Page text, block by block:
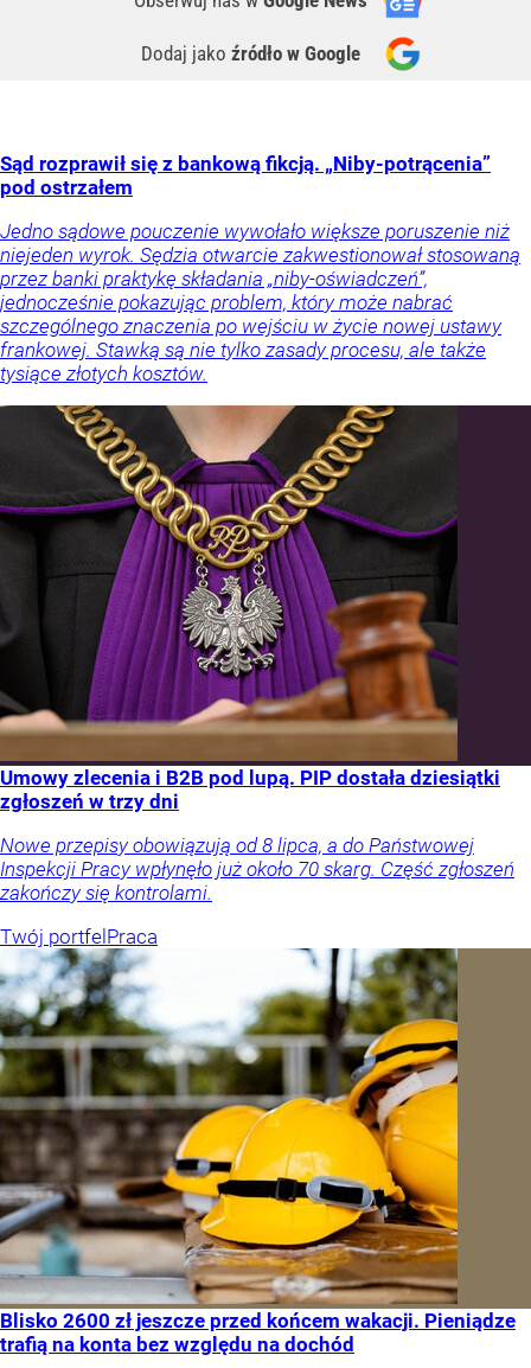
Dodaj jako źródło w Google
Sąd rozprawił się z bankową fikcją. „Niby-potrącenia”
pod ostrzałem
Jedno sądowe pouczenie wywołało większe poruszenie niż
niejeden wyrok. Sędzia otwarcie zakwestionował stosowaną
przez banki praktykę składania „niby-oświadczeń”,
jednocześnie pokazując problem, który może nabrać
szczególnego znaczenia po wejściu w życie nowej ustawy
frankowej. Stawką są nie tylko zasady procesu, ale także
tysiące złotych kosztów.
Umowy zlecenia i B2B pod lupą. PIP dostała dziesiątki
zgłoszeń w trzy dni
Nowe przepisy obowiązują od 8 lipca, a do Państwowej
Inspekcji Pracy wpłynęło już około 70 skarg. Część zgłoszeń
zakończy się kontrolami.
Twój portfel Praca
Blisko 2600 zł jeszcze przed końcem wakacji. Pieniądze
trafią na konta bez względu na dochód